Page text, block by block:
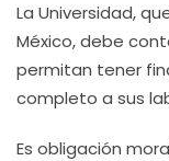
La Universidad,
México, debe
permitan tener
completo a sus
Es obligación